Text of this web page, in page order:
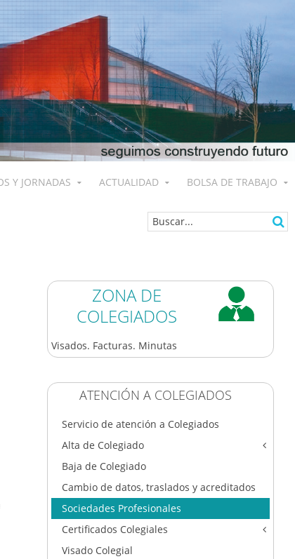
Y JORNADAS ACTUALIDAD BOLSA DE TRABAJO
ZONA DE
COLEGIADOS
Visados. Facturas. Minutas
ATENCIÓN A COLEGIADOS
Servicio de atención a Colegiados
Alta de Colegiado
Solicitud de alta de Colegiado
Baja de Colegiado
Cambio de datos, traslados y acreditados
Sociedades Profesionales
Certificados Colegiales
Solicitar certificado de colegiación
Visado Colegial